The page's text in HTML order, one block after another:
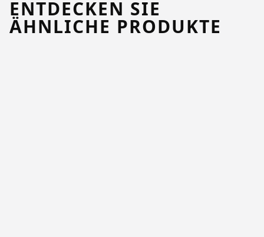
ENTDECKEN SIE
ÄHNLICHE PRODUKTE